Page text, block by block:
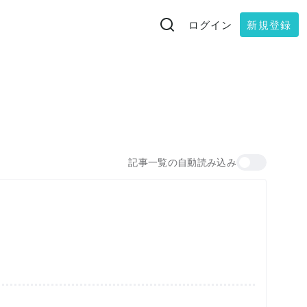
ログイン 新規登録
記事一覧の自動読み込み